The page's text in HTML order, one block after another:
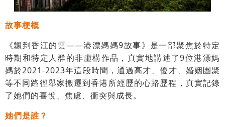
故事梗概
《飄到香江的雲——港漂媽媽9故事》是一部聚焦於特定
時期和特定人群的非虛構作品，真實地講述了9位港漂媽
媽於2021-2023年這段時間，通過高才、優才、婚姻團聚
等不同路徑舉家搬遷到香港所經歷的心路歷程，真實記錄
了她們的喜悅、焦慮、衝突與成長。
她們是誰？